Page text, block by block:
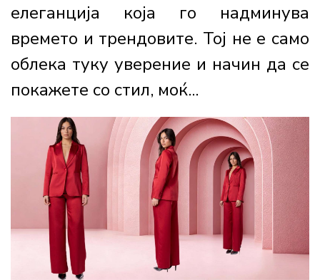
елеганција која го надминува
времето и трендовите. Тој не е само
облека туку уверение и начин да се
покажете со стил, моќ...